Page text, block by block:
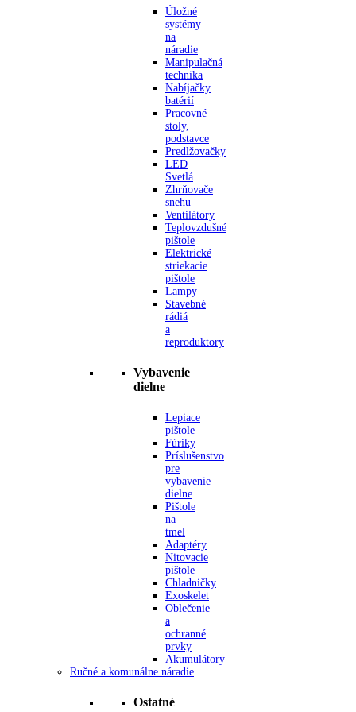
Úložné
systémy
na
náradie
Manipulačná
technika
Nabíjačky
batérií
Pracovné
stoly,
podstavce
Predlžovačky
LED
Svetlá
Zhrňovače
snehu
Ventilátory
Teplovzdušné
pištole
Elektrické
striekacie
pištole
Lampy
Stavebné
rádiá
a
reproduktory
Vybavenie
dielne
Lepiace
pištole
Fúriky
Príslušenstvo
pre
vybavenie
dielne
Pištole
na
tmel
Adaptéry
Nitovacie
pištole
Chladničky
Exoskelet
Oblečenie
a
ochranné
prvky
Akumulátory
Ručné a komunálne náradie
Ostatné